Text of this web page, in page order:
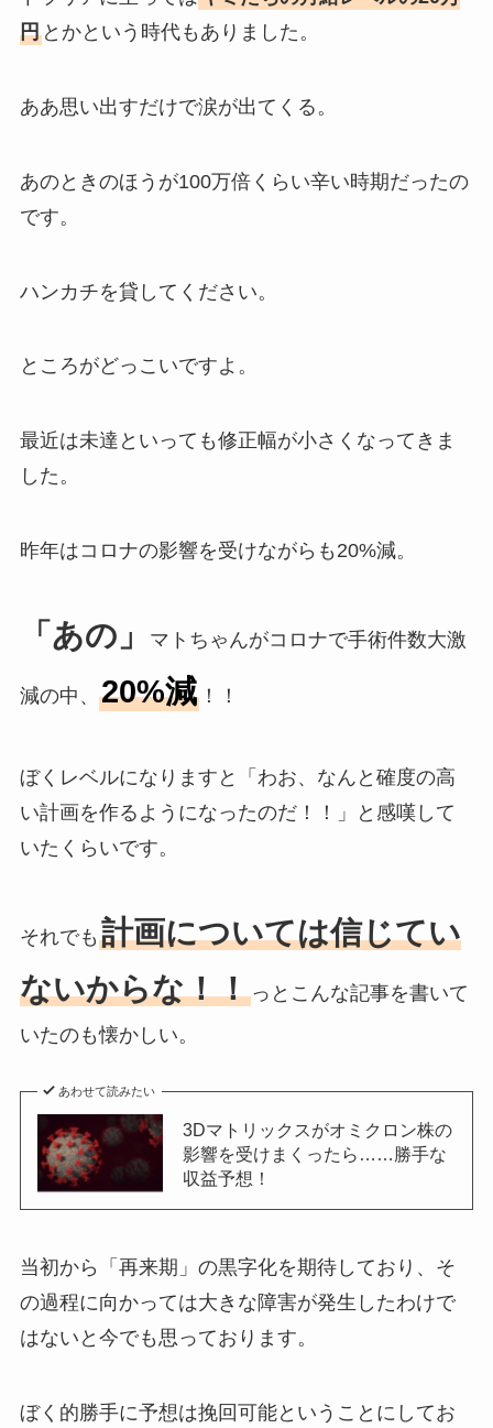
円とかという時代もありました。
ああ思い出すだけで涙が出てくる。
あのときのほうが100万倍くらい辛い時期だったの
です。
ハンカチを貸してください。
ところがどっこいですよ。
最近は未達といっても修正幅が小さくなってきま
した。
昨年はコロナの影響を受けながらも20%減。
「あの」 マトちゃんがコロナで手術件数大激
減の中、 20%減！！
ぼくレベルになりますと「わお、なんと確度の高
い計画を作るようになったのだ！！」と感嘆して
いたくらいです。
それでも 計画については信じてい
ないからな！！っとこんな記事を書いて
いたのも懐かしい。
あわせて読みたい
3Dマトリックスがオミクロン株の
影響を受けまくったら……勝手な
収益予想！
当初から「再来期」の黒字化を期待しており、そ
の過程に向かっては大きな障害が発生したわけで
はないと今でも思っております。
ぼく的勝手に予想は挽回可能ということにしてお